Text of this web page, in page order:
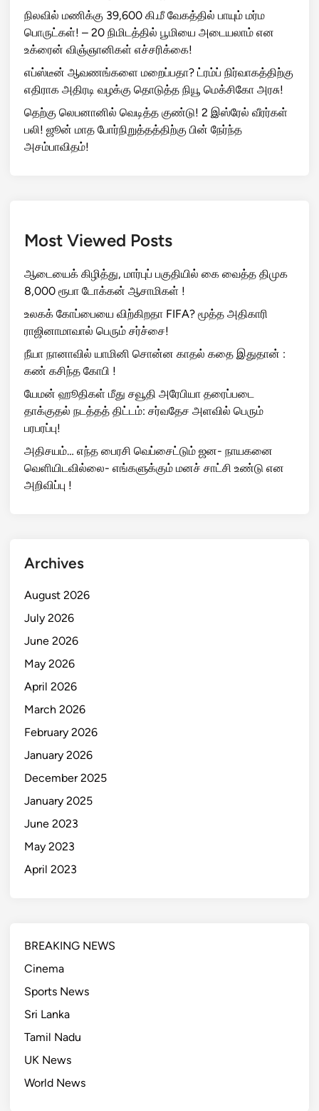
நிலவில் மணிக்கு 39,600 கி.மீ வேகத்தில் பாயும் மர்ம
பொருட்கள்! – 20 நிமிடத்தில் பூமியை அடையலாம் என
உக்ரைன் விஞ்ஞானிகள் எச்சரிக்கை!
எப்ஸ்டீன் ஆவணங்களை மறைப்பதா? ட்ரம்ப் நிர்வாகத்திற்கு
எதிராக அதிரடி வழக்கு தொடுத்த நியூ மெக்சிகோ அரசு!
தெற்கு லெபனானில் வெடித்த குண்டு! 2 இஸ்ரேல் வீரர்கள்
பலி! ஜூன் மாத போர்நிறுத்தத்திற்கு பின் நேர்ந்த
அசம்பாவிதம்!
Most Viewed Posts
ஆடையைக் கிழித்து, மார்புப் பகுதியில் கை வைத்த திமுக
8,000 ரூபா டோக்கன் ஆசாமிகள் !
உலகக் கோப்பையை விற்கிறதா FIFA? மூத்த அதிகாரி
ராஜினாமாவால் பெரும் சர்ச்சை!
நீயா நானாவில் யாமினி சொன்ன காதல் கதை இதுதான் :
கண் கசிந்த கோபி !
யேமன் ஹூதிகள் மீது சவூதி அரேபியா தரைப்படை
தாக்குதல் நடத்தத் திட்டம்: சர்வதேச அளவில் பெரும்
பரபரப்பு!
அதிசயம்… எந்த பைரசி வெப்சைட்டும் ஜன- நாயகனை
வெளியிடவில்லை- எங்களுக்கும் மனச் சாட்சி உண்டு என
அறிவிப்பு !
Archives
August 2026
July 2026
June 2026
May 2026
April 2026
March 2026
February 2026
January 2026
December 2025
January 2025
June 2023
May 2023
April 2023
BREAKING NEWS
Cinema
Sports News
Sri Lanka
Tamil Nadu
UK News
World News